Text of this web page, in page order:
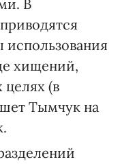
В
хищений,
целях (в
Тымчук на